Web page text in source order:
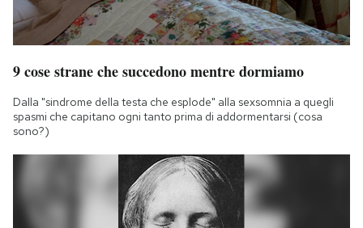
9 cose strane che succedono mentre dormiamo
Dalla "sindrome della testa che esplode" alla sexsomnia a quegli
spasmi che capitano ogni tanto prima di addormentarsi (cosa
sono?)